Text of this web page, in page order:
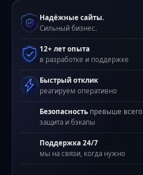
Надёжные сайты.
Сильный бизнес.
12+ лет опыта
в разработке и поддержке
Быстрый отклик
реагируем оперативно
Безопасность превыше всего
защита и бэкапы
Поддержка 24/7
мы на связи, когда нужно